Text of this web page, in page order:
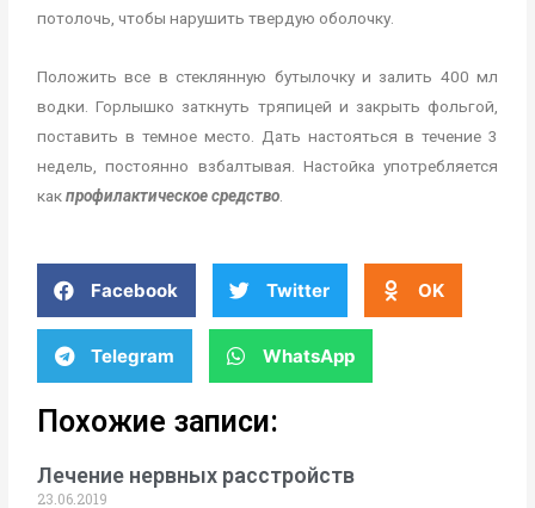
потолочь, чтобы нарушить твердую оболочку.
Положить все в стеклянную бутылочку и залить 400 мл
водки. Горлышко заткнуть тряпицей и закрыть фольгой,
поставить в темное место. Дать настояться в течение 3
недель, постоянно взбалтывая. Настойка употребляется
какпрофилактическое средство
Facebook Twitter OK
Telegram WhatsApp
Похожие записи:
Лечение нервных расстройств
23.06.2019